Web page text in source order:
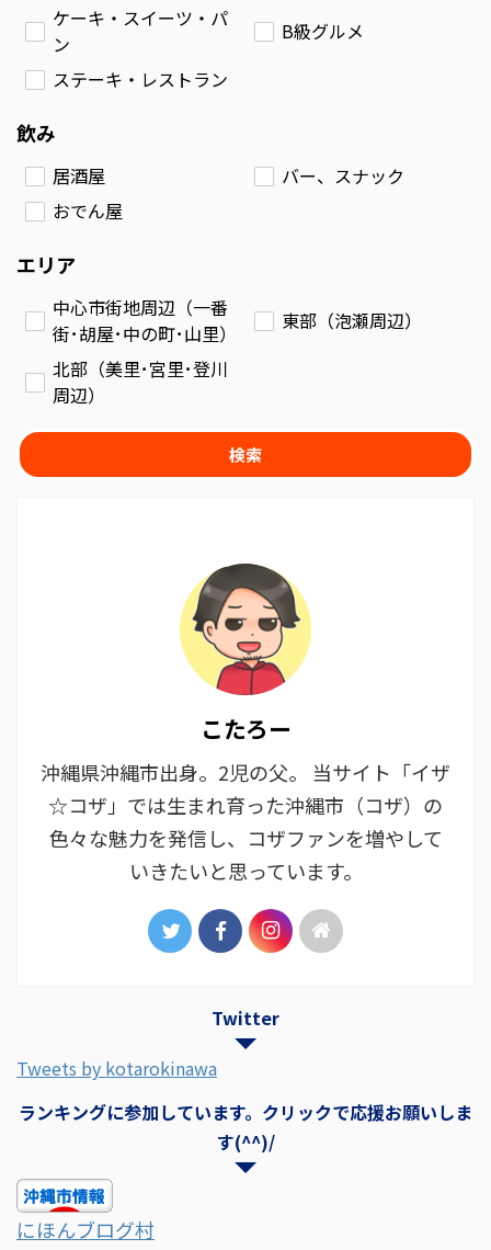
ケーキ・スイーツ・パ
ン
B級グルメ
ステーキ・レストラン
飲み
居酒屋
バー、スナック
おでん屋
エリア
中心市街地周辺（一番
街･胡屋･中の町･山里）
東部（泡瀬周辺）
北部（美里･宮里･登川
周辺）
検索
こたろー
沖縄県沖縄市出身。2児の父。 当サイト「イザ
☆コザ」では生まれ育った沖縄市（コザ）の
色々な魅力を発信し、コザファンを増やして
いきたいと思っています。
Twitter
Tweets by kotarokinawa
ランキングに参加しています。クリックで応援お願いしま
す(^^)/
にほんブログ村